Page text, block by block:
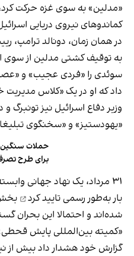
«مدلین» به سوی غزه حرکت
کماندوهای نیروی دریایی
در همان زمان، دونالد ترامپ،
به توقیف کشتی مدلین از سوی
سوئدی را «فردی عجیب» و
داد که او در یک «کلاس
وزیر دفاع اسرائیل نیز تونبرگ
«یهودستیز» و «سخنگوی
حملات سنگین
برای طرح
۳۱ مرداد، یک نهاد جهانی
بار به‌طور رسمی تایید کرد
شده‌اند و احتمالا این بحران
«کمیته بین‌المللی پایش
گزارش خود هشدار داد بیش از